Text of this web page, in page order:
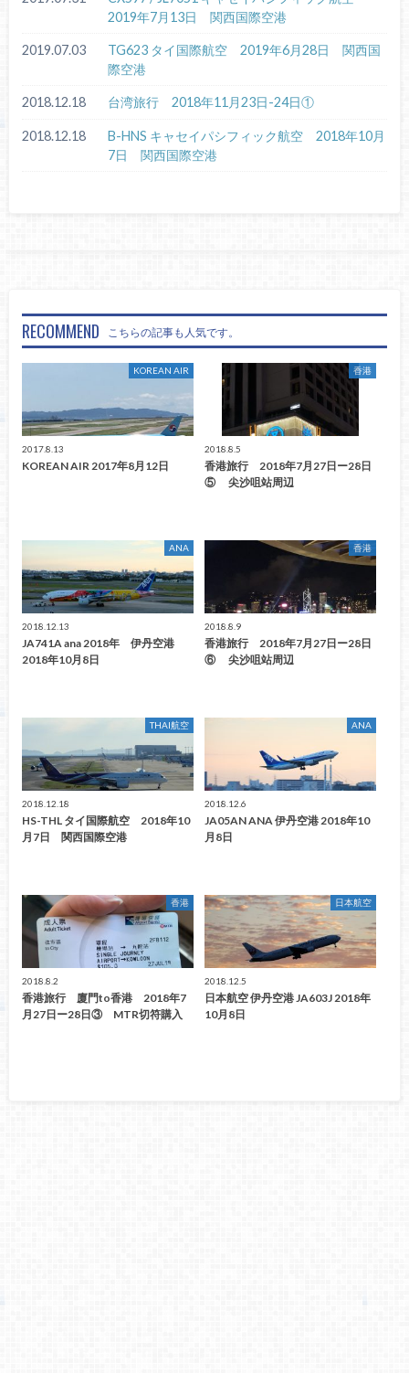
2019年7月13日 関西国際空港
2019.07.03
TG623 タイ国際航空 2019年6月28日 関西国
際空港
2018.12.18 台湾旅行 2018年11月23日-24日①
2018.12.18
B-HNS キャセイパシフィック航空 2018年10月
7日 関西国際空港
RECOMMEND こちらの記事も人気です。
KOREAN AIR
2017.8.13
KOREAN AIR 2017年8月12日
香港
2018.8.5
香港旅行 2018年7月27日ー28日
⑤ 尖沙咀站周辺
ANA
2018.12.13
JA741A ana 2018年 伊丹空港
2018年10月8日
香港
2018.8.9
香港旅行 2018年7月27日ー28日
⑥ 尖沙咀站周辺
THAI航空
2018.12.18
HS-THL タイ国際航空 2018年10
月7日 関西国際空港
ANA
2018.12.6
JA05AN ANA 伊丹空港 2018年10
月8日
香港
2018.8.2
香港旅行 廈門to香港 2018年7
月27日ー28日③ MTR切符購入
日本航空
2018.12.5
日本航空 伊丹空港 JA603J 2018年
10月8日